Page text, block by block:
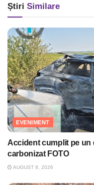
Știri Similare
EVENIMENT
Accident cumplit pe un
carbonizat FOTO
AUGUST 8, 2026